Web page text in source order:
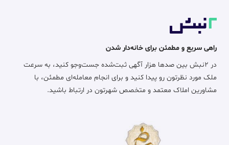
راهی سریع و مطمئن برای خانه‌دار شدن
در ۲نبش بین صدها هزار آگهی ثبت‌شده جست‌وجو کنید، به سرعت
ملک مورد نظرتون رو پیدا کنید و برای انجام معامله‌ای مطمئن، با
مشاورین املاک معتمد و متخصص شهرتون در ارتباط باشید.